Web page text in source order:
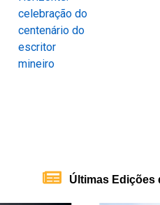
Últimas Edições